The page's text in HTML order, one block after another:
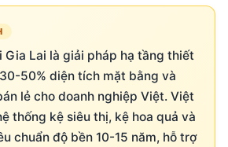
Gia Lai là giải pháp hạ tầng thiết
50% diện tích mặt bằng và
lẻ cho doanh nghiệp Việt. Việt
thống kệ siêu thị, kệ hoa quả và
chuẩn độ bền 10-15 năm, hỗ trợ